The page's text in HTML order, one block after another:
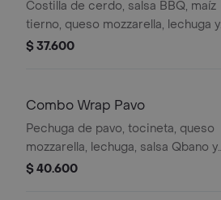
Costilla de cerdo, salsa BBQ, maíz
tierno, queso mozzarella, lechuga y
salsa Qbano, papas a la francesa y
$ 37.600
Combo Wrap Pavo
Pechuga de pavo, tocineta, queso
mozzarella, lechuga, salsa Qbano y
miel mostaza, papas y bebida.
$ 40.600